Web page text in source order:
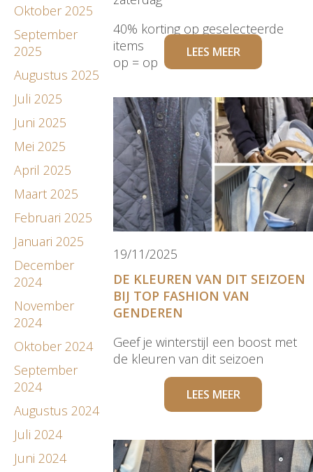
Oktober 2025
September
2025
Augustus 2025
Juli 2025
Juni 2025
Mei 2025
April 2025
Maart 2025
Februari 2025
Januari 2025
December
2024
November
2024
Oktober 2024
September
2024
Augustus 2024
Juli 2024
Juni 2024
40% korting op geselecteerde
items
op = op
LEES MEER
19/11/2025
DE KLEUREN VAN DIT SEIZOEN
BIJ TOP FASHION VAN
GENDEREN
Geef je winterstijl een boost met
de kleuren van dit seizoen
LEES MEER